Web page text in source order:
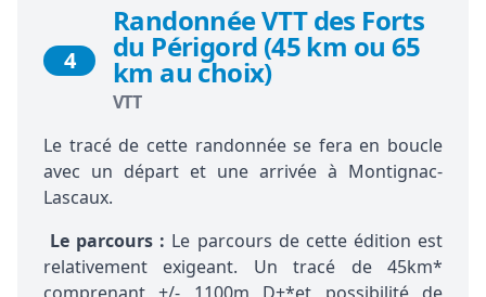
4
Randonnée VTT des Forts
du Périgord (45 km ou 65
km au choix)
VTT
Le tracé de cette randonnée se fera en boucle
avec un départ et une arrivée à Montignac-
Lascaux.
Le parcours : Le parcours de cette édition est
relativement exigeant. Un tracé de 45km*